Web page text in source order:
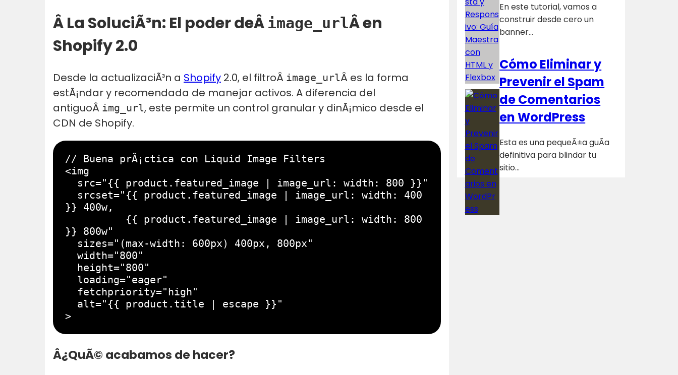
Â La SoluciÃ³n: El poder deÂ image_urlÂ en
Shopify 2.0
Desde la actualizaciÃ³n a Shopify2.0, el filtroÂ image_urlÂ es la forma
estÃ¡ndar y recomendada de manejar activos. A diferencia del
antiguoÂ img_url, este permite un control granular y dinÃ¡mico desde el
CDN de Shopify.
// Buena prÃ¡ctica con Liquid Image Filters
<img
}} 400w,
}} 800w"
>
Â¿QuÃ© acabamos de hacer?
En este tutorial, vamos a
construir desde cero un
banner…
Cómo Eliminar y
Prevenir el Spam
de Comentarios
en WordPress
Esta es una pequeÃ±a guÃ­a
definitiva para blindar tu
sitio…